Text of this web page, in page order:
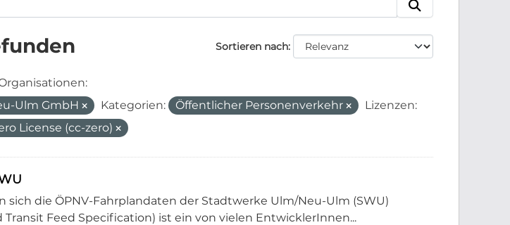
Sortieren nach
Ulm GmbH
Kategorien: Öffentlicher Personenverkehr
Lizenzen:
License (cc-zero)
sich die ÖPNV-Fahrplandaten der Stadtwerke Ulm/Neu-Ulm (SWU)
Transit Feed Specification) ist ein von vielen EntwicklerInnen...